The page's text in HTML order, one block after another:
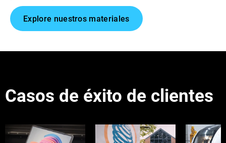
Explore nuestros materiales
Casos de éxito de clientes